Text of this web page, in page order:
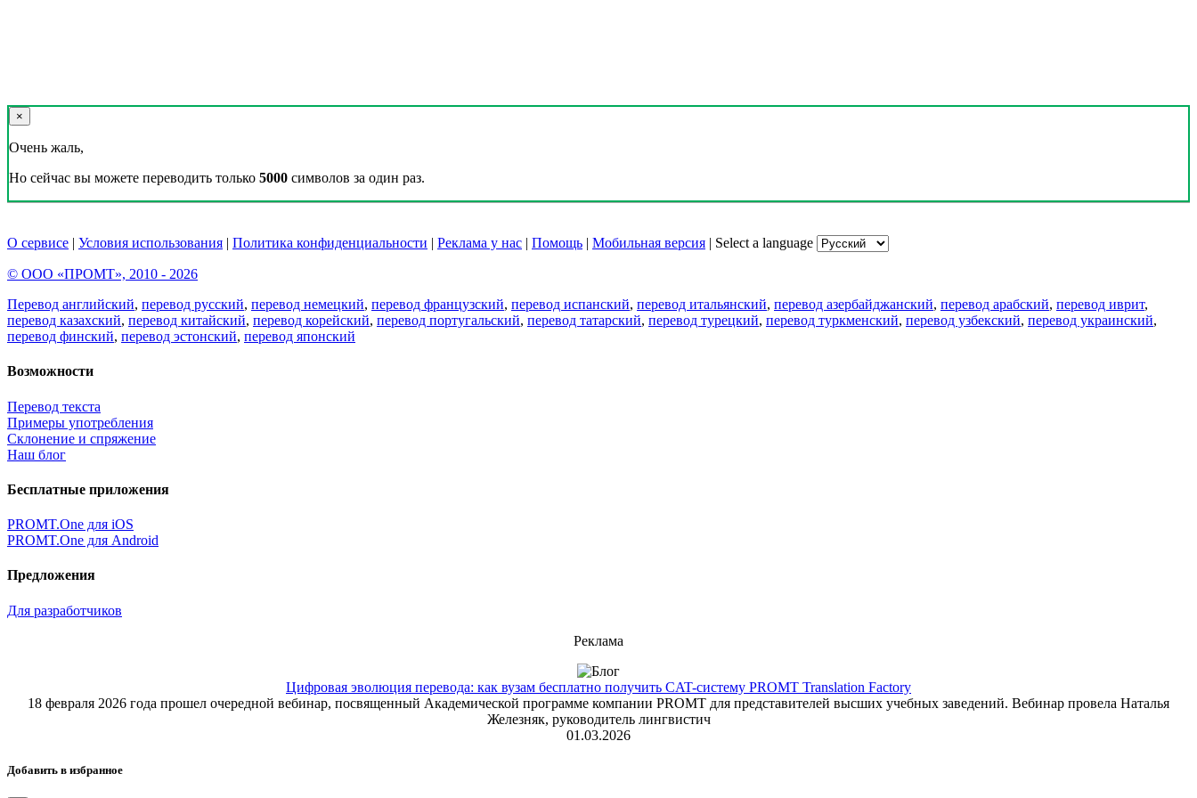
×
Очень жаль,
Но сейчас вы можете переводить только 5000 символов за один раз.
О сервисе | Условия использования | Политика конфиденциальности | Реклама у нас | Помощь | Мобильная версия | Select a language
© ООО «ПРОМТ», 2010 - 2026
Перевод английский, перевод русский, перевод немецкий, перевод французский, перевод испанский, перевод итальянский, перевод азербайджанский, перевод арабский, перевод иврит,
перевод казахский, перевод китайский, перевод корейский, перевод португальский, перевод татарский, перевод турецкий, перевод туркменский, перевод узбекский, перевод украинский,
перевод финский, перевод эстонский, перевод японский
Возможности
Перевод текста
Примеры употребления
Склонение и спряжение
Наш блог
Бесплатные приложения
PROMT.One для iOS
PROMT.One для Android
Предложения
Для разработчиков
Реклама
Цифровая эволюция перевода: как вузам бесплатно получить CAT-систему PROMT Translation Factory
18 февраля 2026 года прошел очередной вебинар, посвященный Академической программе компании PROMT для представителей высших учебных заведений. Вебинар провела Наталья
Железняк, руководитель лингвистич
01.03.2026
Добавить в избранное